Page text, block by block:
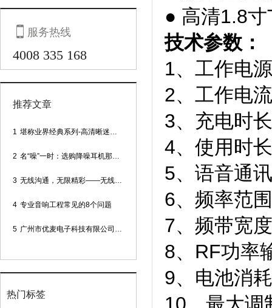
 服务热线
4008 335 168
推荐文章
1 堪称业界经典系列-高清晰迷你型头戴话筒
2 名“噪”一时：选购降噪耳机那些事
3 无线沟通，无限精彩——无线会议话筒
4 专业音响工程常见的8个问题
5 广州市优麦电子科技有限公司网站正式上线！
热门标签
● 高清1.8
技术参数：
1、工作电
2、工作电
3、充电时
4、使用时
5、语音通
6、频率范
7、频带宽
8、RF功率
9、电池消